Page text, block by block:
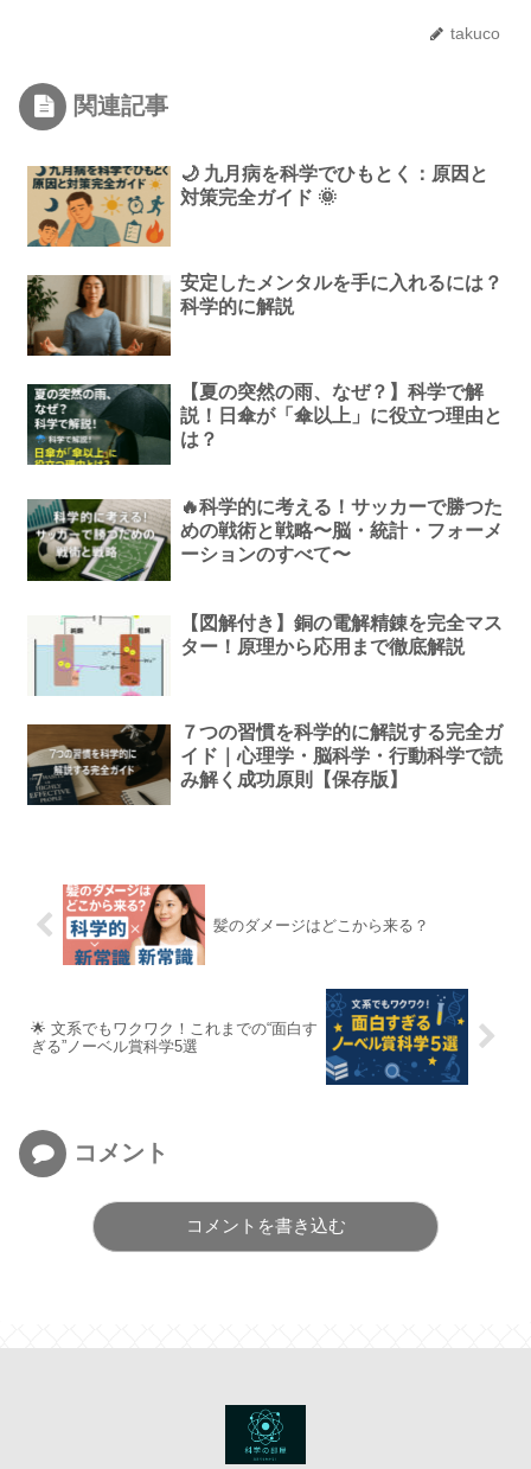
takuco
関連記事
🌙 九月病を科学でひもとく：原因と
対策完全ガイド 🌞
安定したメンタルを手に入れるには？
科学的に解説
【夏の突然の雨、なぜ？】科学で解
説！日傘が「傘以上」に役立つ理由と
は？
🔥科学的に考える！サッカーで勝つた
めの戦術と戦略〜脳・統計・フォーメ
ーションのすべて〜
【図解付き】銅の電解精錬を完全マス
ター！原理から応用まで徹底解説
７つの習慣を科学的に解説する完全ガ
イド｜心理学・脳科学・行動科学で読
み解く成功原則【保存版】
髪のダメージはどこから来る？
🌟 文系でもワクワク！これまでの“面白す
ぎる”ノーベル賞科学5選
コメント
コメントを書き込む